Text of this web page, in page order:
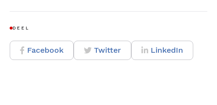
DEEL
Facebook Twitter LinkedIn